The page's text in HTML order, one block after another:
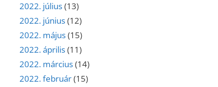
2022. július(13)
2022. június(12)
2022. május(15)
2022. április(11)
2022. március(14)
2022. február(15)